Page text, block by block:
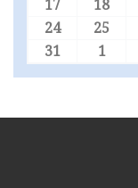
17 17 août
18 18
2424 août
25 25
31 31 août 2026
1 1